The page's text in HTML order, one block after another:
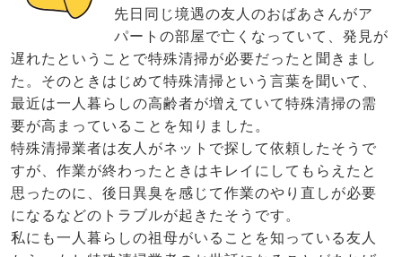
先日同じ境遇の友人のおばあさんがア
パートの部屋で亡くなっていて、発見が
遅れたということで特殊清掃が必要だったと聞きまし
た。そのときはじめて特殊清掃という言葉を聞いて、
最近は一人暮らしの高齢者が増えていて特殊清掃の需
要が高まっていることを知りました。
特殊清掃業者は友人がネットで探して依頼したそうで
すが、作業が終わったときはキレイにしてもらえたと
思ったのに、後日異臭を感じて作業のやり直しが必要
になるなどのトラブルが起きたそうです。
私にも一人暮らしの祖母がいることを知っている友人